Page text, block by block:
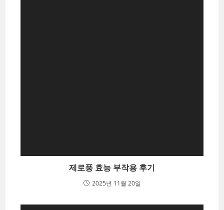
제로풍 효능 부작용 후기
2025년 11월 20일